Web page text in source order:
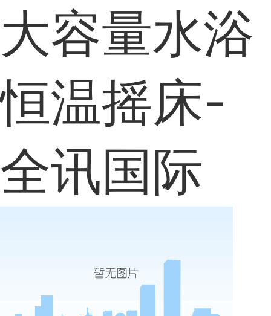
大容量水浴
恒温摇床-
全讯国际